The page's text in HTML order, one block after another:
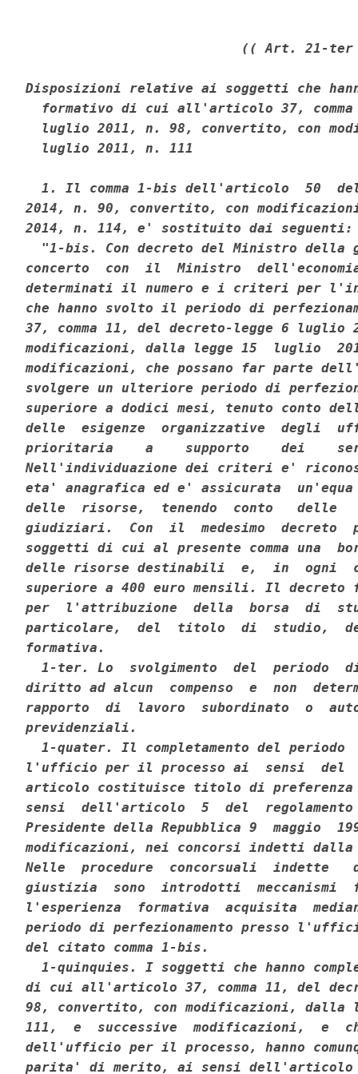
(( Art. 21-ter
Disposizioni relative ai soggetti che
formativo di cui all'articolo 37,
luglio 2011, n. 98, convertito, con
  luglio 2011, n. 111
1. Il comma 1-bis dell'articolo  50
2014, n. 90, convertito, con
2014, n. 114, e' sostituito dai seguenti:
"1-bis. Con decreto del Ministro della
concerto  con  il  Ministro
determinati il numero e i criteri per
che hanno svolto il periodo di
37, comma 11, del decreto-legge 6
modificazioni, dalla legge 15  luglio
modificazioni, che possano far parte
svolgere un ulteriore periodo di
superiore a dodici mesi, tenuto conto
delle  esigenze  organizzative  degli
prioritaria    a    supporto    dei
Nell'individuazione dei criteri e'
eta' anagrafica ed e' assicurata
delle  risorse,  tenendo  conto   delle
giudiziari.  Con  il  medesimo  decreto
soggetti di cui al presente comma una
delle risorse destinabili  e,  in  ogni
superiore a 400 euro mensili. Il
per  l'attribuzione  della  borsa  di
particolare,  del  titolo  di  studio,
formativa.
1-ter. Lo  svolgimento  del  periodo
diritto ad alcun  compenso  e  non
rapporto  di  lavoro  subordinato  o
previdenziali.
1-quater. Il completamento del periodo
l'ufficio per il processo ai  sensi  del
articolo costituisce titolo di
sensi  dell'articolo  5  del
Presidente della Repubblica 9  maggio
modificazioni, nei concorsi indetti dalla
Nelle  procedure  concorsuali  indette
giustizia  sono  introdotti
l'esperienza  formativa  acquisita
periodo di perfezionamento presso
del citato comma 1-bis.
1-quinquies. I soggetti che hanno
di cui all'articolo 37, comma 11, del
98, convertito, con modificazioni, dalla
111,  e  successive  modificazioni,  e
dell'ufficio per il processo, hanno
parita' di merito, ai sensi dell'articolo